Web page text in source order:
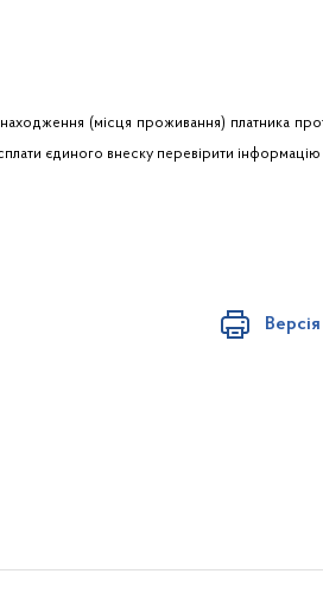
(місця проживання) платника
сплати єдиного внеску перевірити